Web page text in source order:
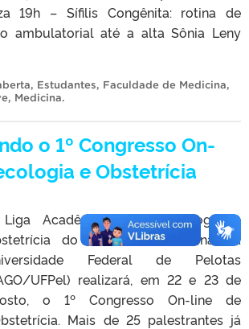
19h – Sífilis Congênita: rotina de
ambulatorial até a alta Sônia Leny
, Estudantes, Faculdade de Medicina,
, Medicina.
o 1º Congresso On-
e Obstetrícia
Acadêmica de Ginecologia e
do curso de Medicina da
Federal de Pelotas
UFPel) realizará, em 22 e 23 de
o 1º Congresso On-line de
Mais de 25 palestrantes já